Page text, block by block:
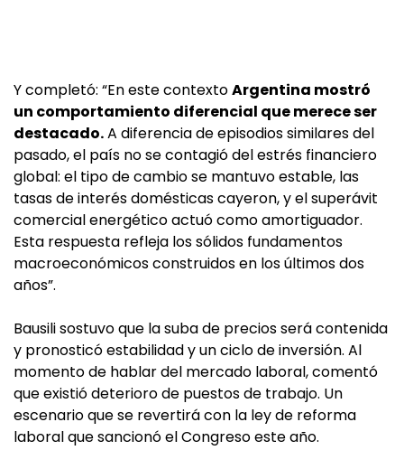
Y completó: “En este contextoArgentina mostró
un comportamiento diferencial que merece ser
destacado.A diferencia de episodios similares del
pasado, el país no se contagió del estrés financiero
global: el tipo de cambio se mantuvo estable, las
tasas de interés domésticas cayeron, y el superávit
comercial energético actuó como amortiguador.
Esta respuesta refleja los sólidos fundamentos
macroeconómicos construidos en los últimos dos
años”.
Bausili sostuvo que la suba de precios será contenida
y pronosticó estabilidad y un ciclo de inversión. Al
momento de hablar del mercado laboral, comentó
que existió deterioro de puestos de trabajo. Un
escenario que se revertirá con la ley de reforma
laboral que sancionó el Congreso este año.